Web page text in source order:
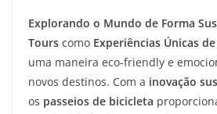
Explorando o Mundo de Forma
Tours como Experiências Únicas
uma maneira eco-friendly e
novos destinos. Com a inovação
os passeios de bicicleta